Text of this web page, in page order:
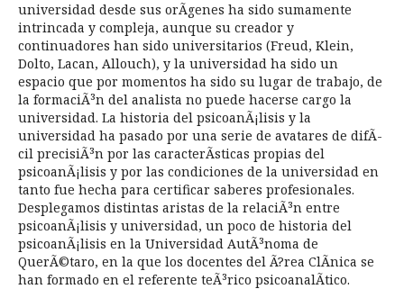
universidad desde sus orÃ­genes ha sido sumamente
intrincada y compleja, aunque su creador y
continuadores han sido universitarios (Freud, Klein,
Dolto, Lacan, Allouch), y la universidad ha sido un
espacio que por momentos ha sido su lugar de trabajo, de
la formaciÃ³n del analista no puede hacerse cargo la
universidad. La historia del psicoanÃ¡lisis y la
universidad ha pasado por una serie de avatares de difÃ­
cil precisiÃ³n por las caracterÃ­sticas propias del
psicoanÃ¡lisis y por las condiciones de la universidad en
tanto fue hecha para certificar saberes profesionales.
Desplegamos distintas aristas de la relaciÃ³n entre
psicoanÃ¡lisis y universidad, un poco de historia del
psicoanÃ¡lisis en la Universidad AutÃ³noma de
QuerÃ©taro, en la que los docentes del Ã?rea ClÃ­nica se
han formado en el referente teÃ³rico psicoanalÃ­tico.